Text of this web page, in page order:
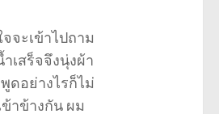
จะเข้าไปถาม
เสร็จจึงนุ่งผ้า
ดอย่างไรก็ไม่
าข้างกัน ผม